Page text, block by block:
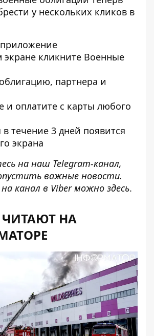
у нескольких кликов в
экране кликните Военные
партнера и
и оплатите с карты любого
течение 3 дней появится
экрана
на наш Telegram-канал,
важные новости.
канал в Viber можно здесь.
ЧИТАЮТ НА